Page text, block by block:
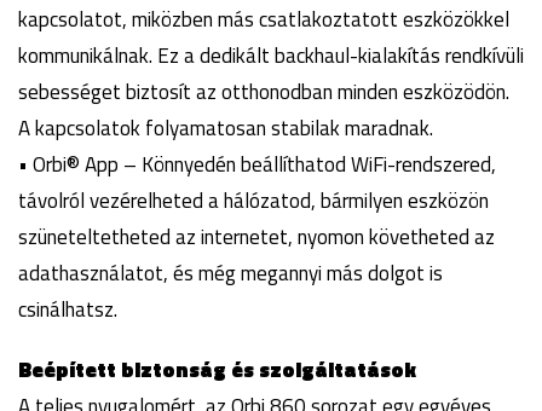
kapcsolatot, miközben más csatlakoztatott eszközökkel
kommunikálnak. Ez a dedikált backhaul-kialakítás rendkívüli
sebességet biztosít az otthonodban minden eszközödön.
A kapcsolatok folyamatosan stabilak maradnak.
• Orbi® App – Könnyedén beállíthatod WiFi-rendszered,
távolról vezérelheted a hálózatod, bármilyen eszközön
szüneteltetheted az internetet, nyomon követheted az
adathasználatot, és még megannyi más dolgot is
csinálhatsz.
Beépített biztonság és szolgáltatások